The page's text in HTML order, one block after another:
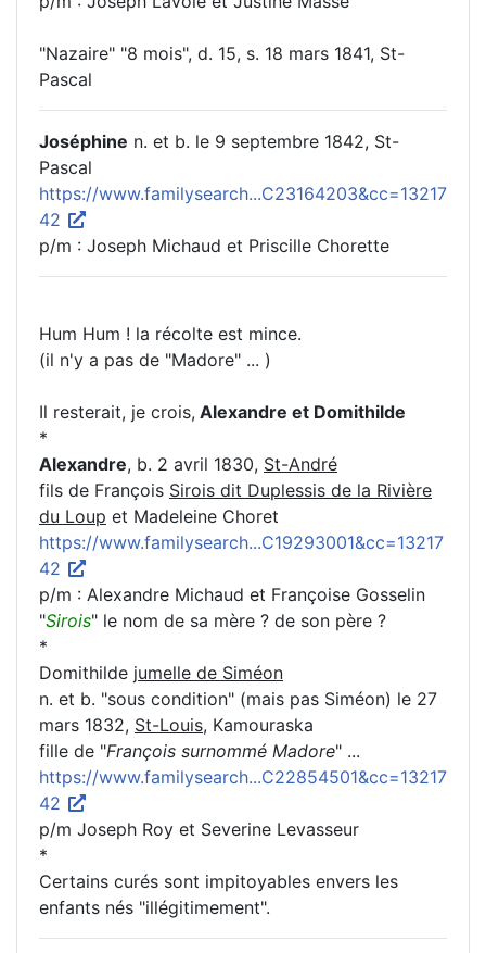
"Nazaire" "8 mois", d. 15, s. 18 mars 1841, St-
Pascal
Joséphine n. et b. le 9 septembre 1842, St-
Pascal
https://www.familysearch...C23164203&cc=13217
42
p/m : Joseph Michaud et Priscille Chorette
Hum Hum ! la récolte est mince.
(il n'y a pas de "Madore" ... )
Il resterait, je crois, Alexandre et Domithilde
*
Alexandre, b. 2 avril 1830, St-André
fils de François Sirois dit Duplessis de la Rivière
du Loup et Madeleine Choret
https://www.familysearch...C19293001&cc=13217
42
p/m : Alexandre Michaud et Françoise Gosselin
"Sirois" le nom de sa mère ? de son père ?
*
Domithilde jumelle de Siméon
n. et b. "sous condition" (mais pas Siméon) le 27
mars 1832, St-Louis, Kamouraska
fille de "François surnommé Madore" ...
https://www.familysearch...C22854501&cc=13217
42
p/m Joseph Roy et Severine Levasseur
*
Certains curés sont impitoyables envers les
enfants nés "illégitimement".